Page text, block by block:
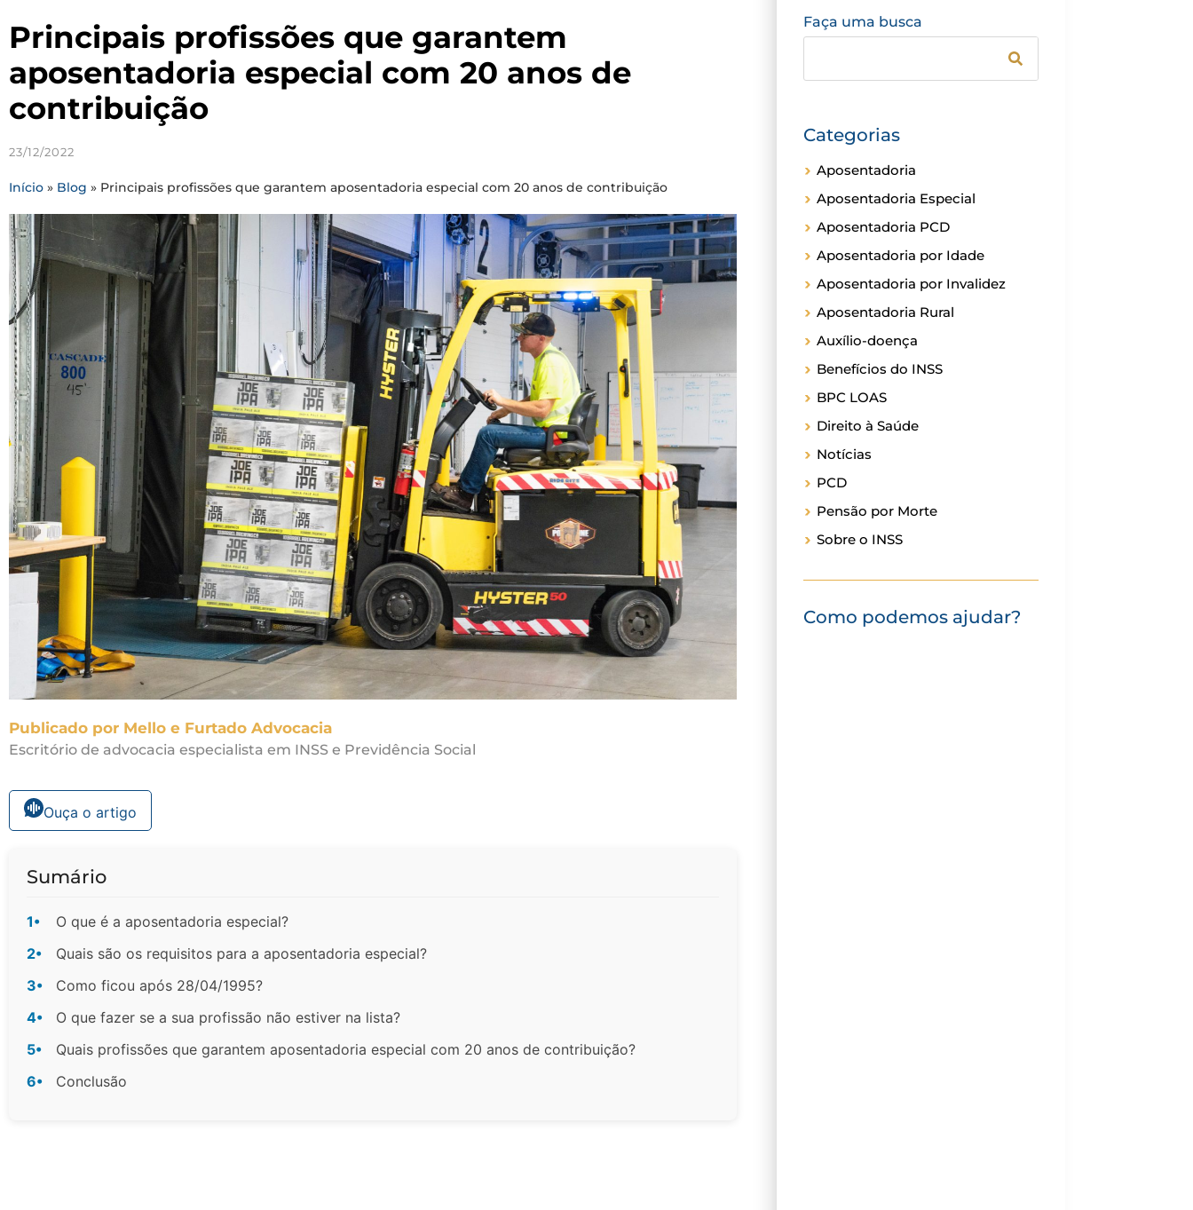
Principais profissões que garantem
aposentadoria especial com 20 anos de
contribuição
23/12/2022
Início » Blog » Principais profissões que garantem aposentadoria especial com 20 anos de contribuição
Publicado por Mello e Furtado Advocacia
Escritório de advocacia especialista em INSS e Previdência Social
Ouça o artigo
Sumário
1•
O que é a aposentadoria especial?
2•
Quais são os requisitos para a aposentadoria especial?
3•
Como ficou após 28/04/1995?
4•
O que fazer se a sua profissão não estiver na lista?
5•
Quais profissões que garantem aposentadoria especial com 20 anos de contribuição?
6•
Conclusão
Faça uma busca
Categorias
Aposentadoria
Aposentadoria Especial
Aposentadoria PCD
Aposentadoria por Idade
Aposentadoria por Invalidez
Aposentadoria Rural
Auxílio-doença
Benefícios do INSS
BPC LOAS
Direito à Saúde
Notícias
PCD
Pensão por Morte
Sobre o INSS
Como podemos ajudar?